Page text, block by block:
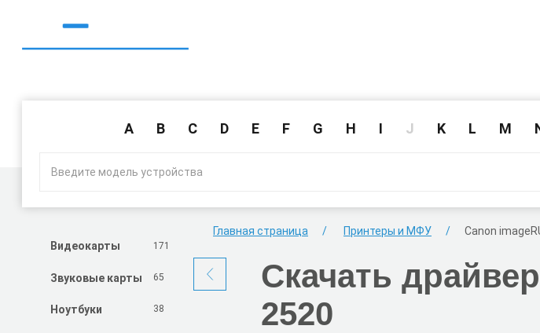
A B C D E F G H I J K L M
Видеокарты 171
Звуковые карты 65
Ноутбуки 38
Главная страница Принтеры и МФУ Canon
Скачать
2520